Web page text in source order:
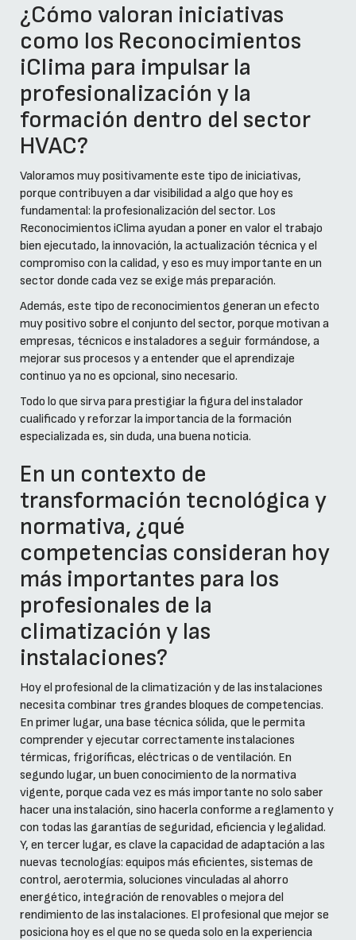
¿Cómo valoran iniciativas
como los Reconocimientos
iClima para impulsar la
profesionalización y la
formación dentro del sector
HVAC?
Valoramos muy positivamente este tipo de iniciativas,
porque contribuyen a dar visibilidad a algo que hoy es
fundamental: la profesionalización del sector. Los
Reconocimientos iClima ayudan a poner en valor el trabajo
bien ejecutado, la innovación, la actualización técnica y el
compromiso con la calidad, y eso es muy importante en un
sector donde cada vez se exige más preparación.
Además, este tipo de reconocimientos generan un efecto
muy positivo sobre el conjunto del sector, porque motivan a
empresas, técnicos e instaladores a seguir formándose, a
mejorar sus procesos y a entender que el aprendizaje
continuo ya no es opcional, sino necesario.
Todo lo que sirva para prestigiar la figura del instalador
cualificado y reforzar la importancia de la formación
especializada es, sin duda, una buena noticia.
En un contexto de
transformación tecnológica y
normativa, ¿qué
competencias consideran hoy
más importantes para los
profesionales de la
climatización y las
instalaciones?
Hoy el profesional de la climatización y de las instalaciones
necesita combinar tres grandes bloques de competencias.
En primer lugar, una base técnica sólida, que le permita
comprender y ejecutar correctamente instalaciones
térmicas, frigoríficas, eléctricas o de ventilación. En
segundo lugar, un buen conocimiento de la normativa
vigente, porque cada vez es más importante no solo saber
hacer una instalación, sino hacerla conforme a reglamento y
con todas las garantías de seguridad, eficiencia y legalidad.
Y, en tercer lugar, es clave la capacidad de adaptación a las
nuevas tecnologías: equipos más eficientes, sistemas de
control, aerotermia, soluciones vinculadas al ahorro
energético, integración de renovables o mejora del
rendimiento de las instalaciones. El profesional que mejor se
posiciona hoy es el que no se queda solo en la experiencia